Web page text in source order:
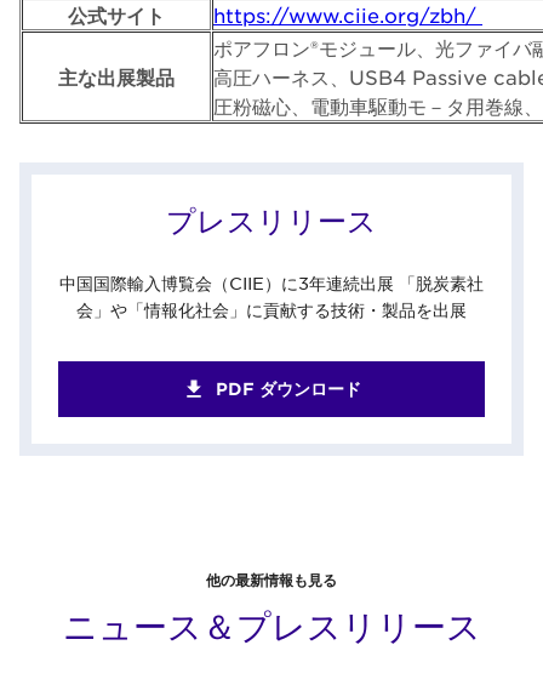
公式サイト
https://www.ciie.org/zbh/
主な出展製品
ポアフロン®モジュール、光ファイ
高圧ハーネス、USB4 Passive
圧粉磁心、電動車駆動モ－タ用巻線
プレスリリース
中国国際輸入博覧会（CIIE）に3年連続出展 「脱炭素社
会」や「情報化社会」に貢献する技術・製品を出展
PDF ダウンロード
他の最新情報も見る
ニュース＆プレスリリース